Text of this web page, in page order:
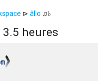
⊳ âllo ♫♭
3.5 heures